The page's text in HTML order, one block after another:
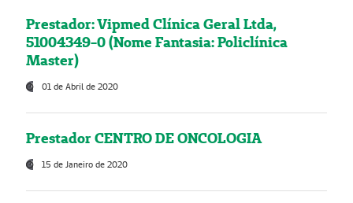
Prestador: Vipmed Clínica Geral Ltda,
51004349-0 (Nome Fantasia: Policlínica
Master)
01 de Abril de 2020
Prestador CENTRO DE ONCOLOGIA
15 de Janeiro de 2020